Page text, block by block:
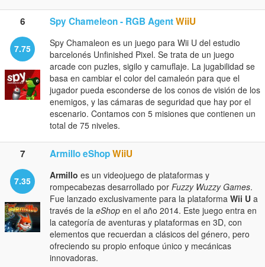
6 Spy Chameleon - RGB AgentWiiU
7.75
Spy Chamaleon es un juego para Wii U del estudio
barcelonés Unfinished Pixel. Se trata de un juego
arcade con puzles, sigilo y camuflaje. La jugabilidad se
basa en cambiar el color del camaleón para que el
jugador pueda esconderse de los conos de visión de los
enemigos, y las cámaras de seguridad que hay por el
escenario. Contamos con 5 misiones que contienen un
total de 75 niveles.
7 Armillo eShopWiiU
7.35 Armillo es un videojuego de plataformas y
rompecabezas desarrollado por Fuzzy Wuzzy Games.
Fue lanzado exclusivamente para la plataforma Wii U a
través de la eShop en el año 2014. Este juego entra en
la categoría de aventuras y plataformas en 3D, con
elementos que recuerdan a clásicos del género, pero
ofreciendo su propio enfoque único y mecánicas
innovadoras.